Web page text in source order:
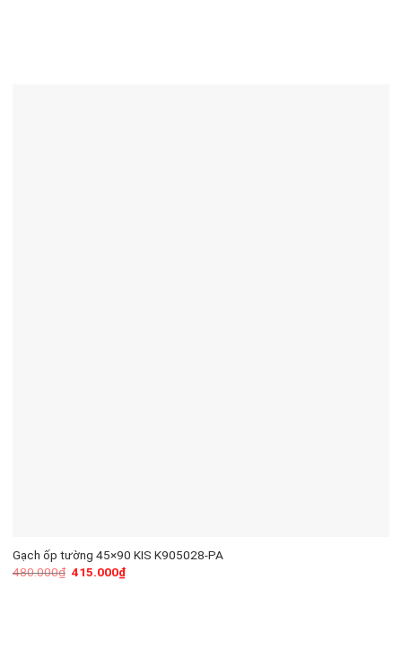
Gạch ốp tường 45×90 KIS K905028-PA
480.000₫ 415.000₫